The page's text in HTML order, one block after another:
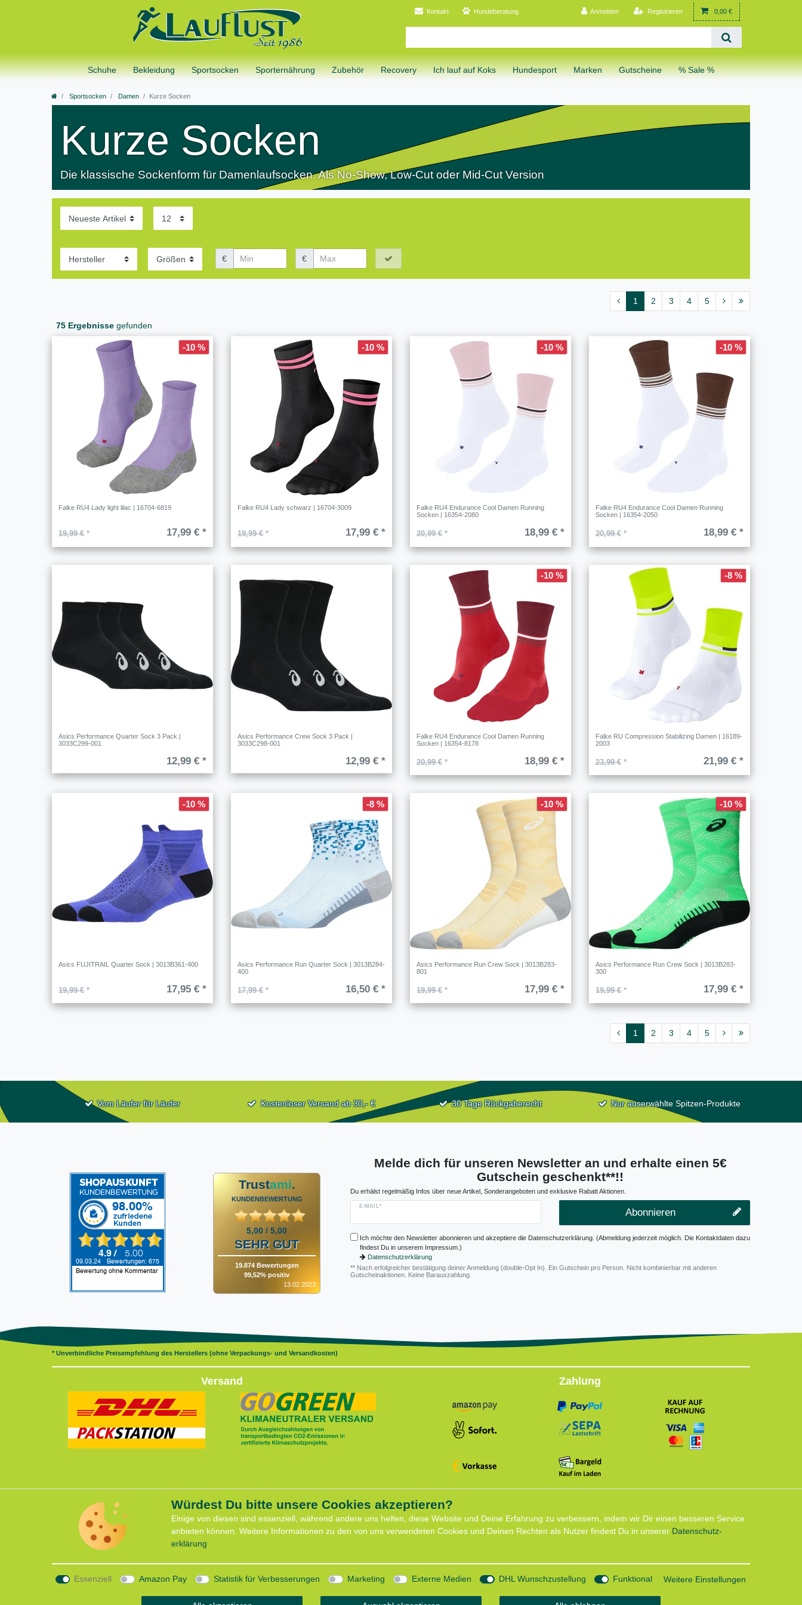
Kontakt Hundeberatung Anmelden Registrieren 0,00 €
Schuhe Bekleidung Sportsocken Sporternährung Zubehör Recovery Ich lauf auf Koks Hundesport Marken Gutscheine % Sale %
Sportsocken Damen Kurze Socken
Kurze Socken
Die klassische Sockenform für Damenlaufsocken. Als No-Show, Low-Cut oder Mid-Cut Version
€ €
1 2 3 4 5
75 Ergebnisse gefunden
-10 %
Falke RU4 Lady light lilac | 16704-6819
19,99 € * 17,99 € *
-10 %
Falke RU4 Lady schwarz | 16704-3009
19,99 € * 17,99 € *
-10 %
Falke RU4 Endurance Cool Damen Running
Socken | 16354-2080
20,99 € * 18,99 € *
-10 %
Falke RU4 Endurance Cool Damen Running
Socken | 16354-2050
20,99 € * 18,99 € *
Asics Performance Quarter Sock 3 Pack |
3033C299-001
12,99 € *
Asics Performance Crew Sock 3 Pack |
3033C298-001
12,99 € *
-10 %
Falke RU4 Endurance Cool Damen Running
Socken | 16354-8178
20,99 € * 18,99 € *
-8 %
Falke RU Compression Stabilizing Damen | 16189-
2003
23,99 € * 21,99 € *
-10 %
Asics FUJITRAIL Quarter Sock | 3013B361-400
19,99 € * 17,95 € *
-8 %
Asics Performance Run Quarter Sock | 3013B284-
400
17,99 € * 16,50 € *
-10 %
Asics Performance Run Crew Sock | 3013B283-
801
19,99 € * 17,99 € *
-10 %
Asics Performance Run Crew Sock | 3013B283-
300
19,99 € * 17,99 € *
1 2 3 4 5
Vom Läufer für Läufer Kostenloser Versand ab 30,- € 30 Tage Rückgaberecht Nur auserwählte Spitzen-Produkte
Trustami.
KUNDENBEWERTUNG
5,00 / 5,00
SEHR GUT
19.874 Bewertungen
99,52% positiv
13.02.2023
Melde dich für unseren Newsletter an und erhalte einen 5€
Gutschein geschenkt**!!
Du erhälst regelmäßig Infos über neue Artikel, Sonderangeboten und exklusive Rabatt Aktionen.
E-MAIL*
Abonnieren
Ich möchte den Newsletter abonnieren und akzeptiere die Datenschutzerklärung. (Abmeldung jederzeit möglich. Die Kontaktdaten dazu
findest Du in unserem Impressum.)
Datenschutzerklärung
** Nach erfolgreicher bestätigung deiner Anmeldung (double-Opt In). Ein Gutschein pro Person. Nicht kombinierbar mit anderen
Gutscheinaktionen. Keine Barauszahlung.
* Unverbindliche Preisempfehlung des Herstellers (ohne Verpackungs- und Versandkosten)
Versand Zahlung
Vertrag widerrufen
Kontaktformular
+49 (0) 209 32329
Mo-Fr 10:00-18:30 Uhr
Service
Anfahrt
CaniX Seminare
Lauf Seminar
Shop
Widerrufs­recht
Daten­schutz­erklärung
AGB
Instagram: Impressum und Datenschutzerklärung
Würdest Du bitte unsere Cookies akzeptieren?
Einige von diesen sind essenziell, während andere uns helfen, diese Website und Deine Erfahrung zu verbessern, indem wir Dir einen besseren Service
anbieten können. Weitere Informationen zu den von uns verwendeten Cookies und Deinen Rechten als Nutzer findest Du in unserer Daten­schutz­
erklärung
Essenziell Amazon Pay Statistik für Verbesserungen Marketing Externe Medien DHL Wunschzustellung Funktional Weitere Einstellungen